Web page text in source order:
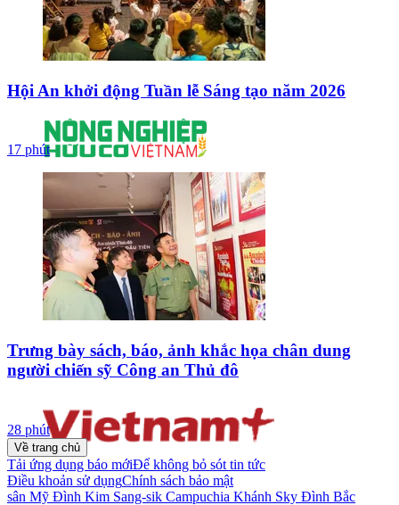
Hội An khởi động Tuần lễ Sáng tạo năm 2026
17 phút
Trưng bày sách, báo, ảnh khắc họa chân dung
người chiến sỹ Công an Thủ đô
28 phút
Về trang chủ
Tải ứng dụng báo mớiĐể không bỏ sót tin tức
Điều khoản sử dụngChính sách bảo mật
sân Mỹ Đình Kim Sang-sik Campuchia Khánh Sky Đình Bắc